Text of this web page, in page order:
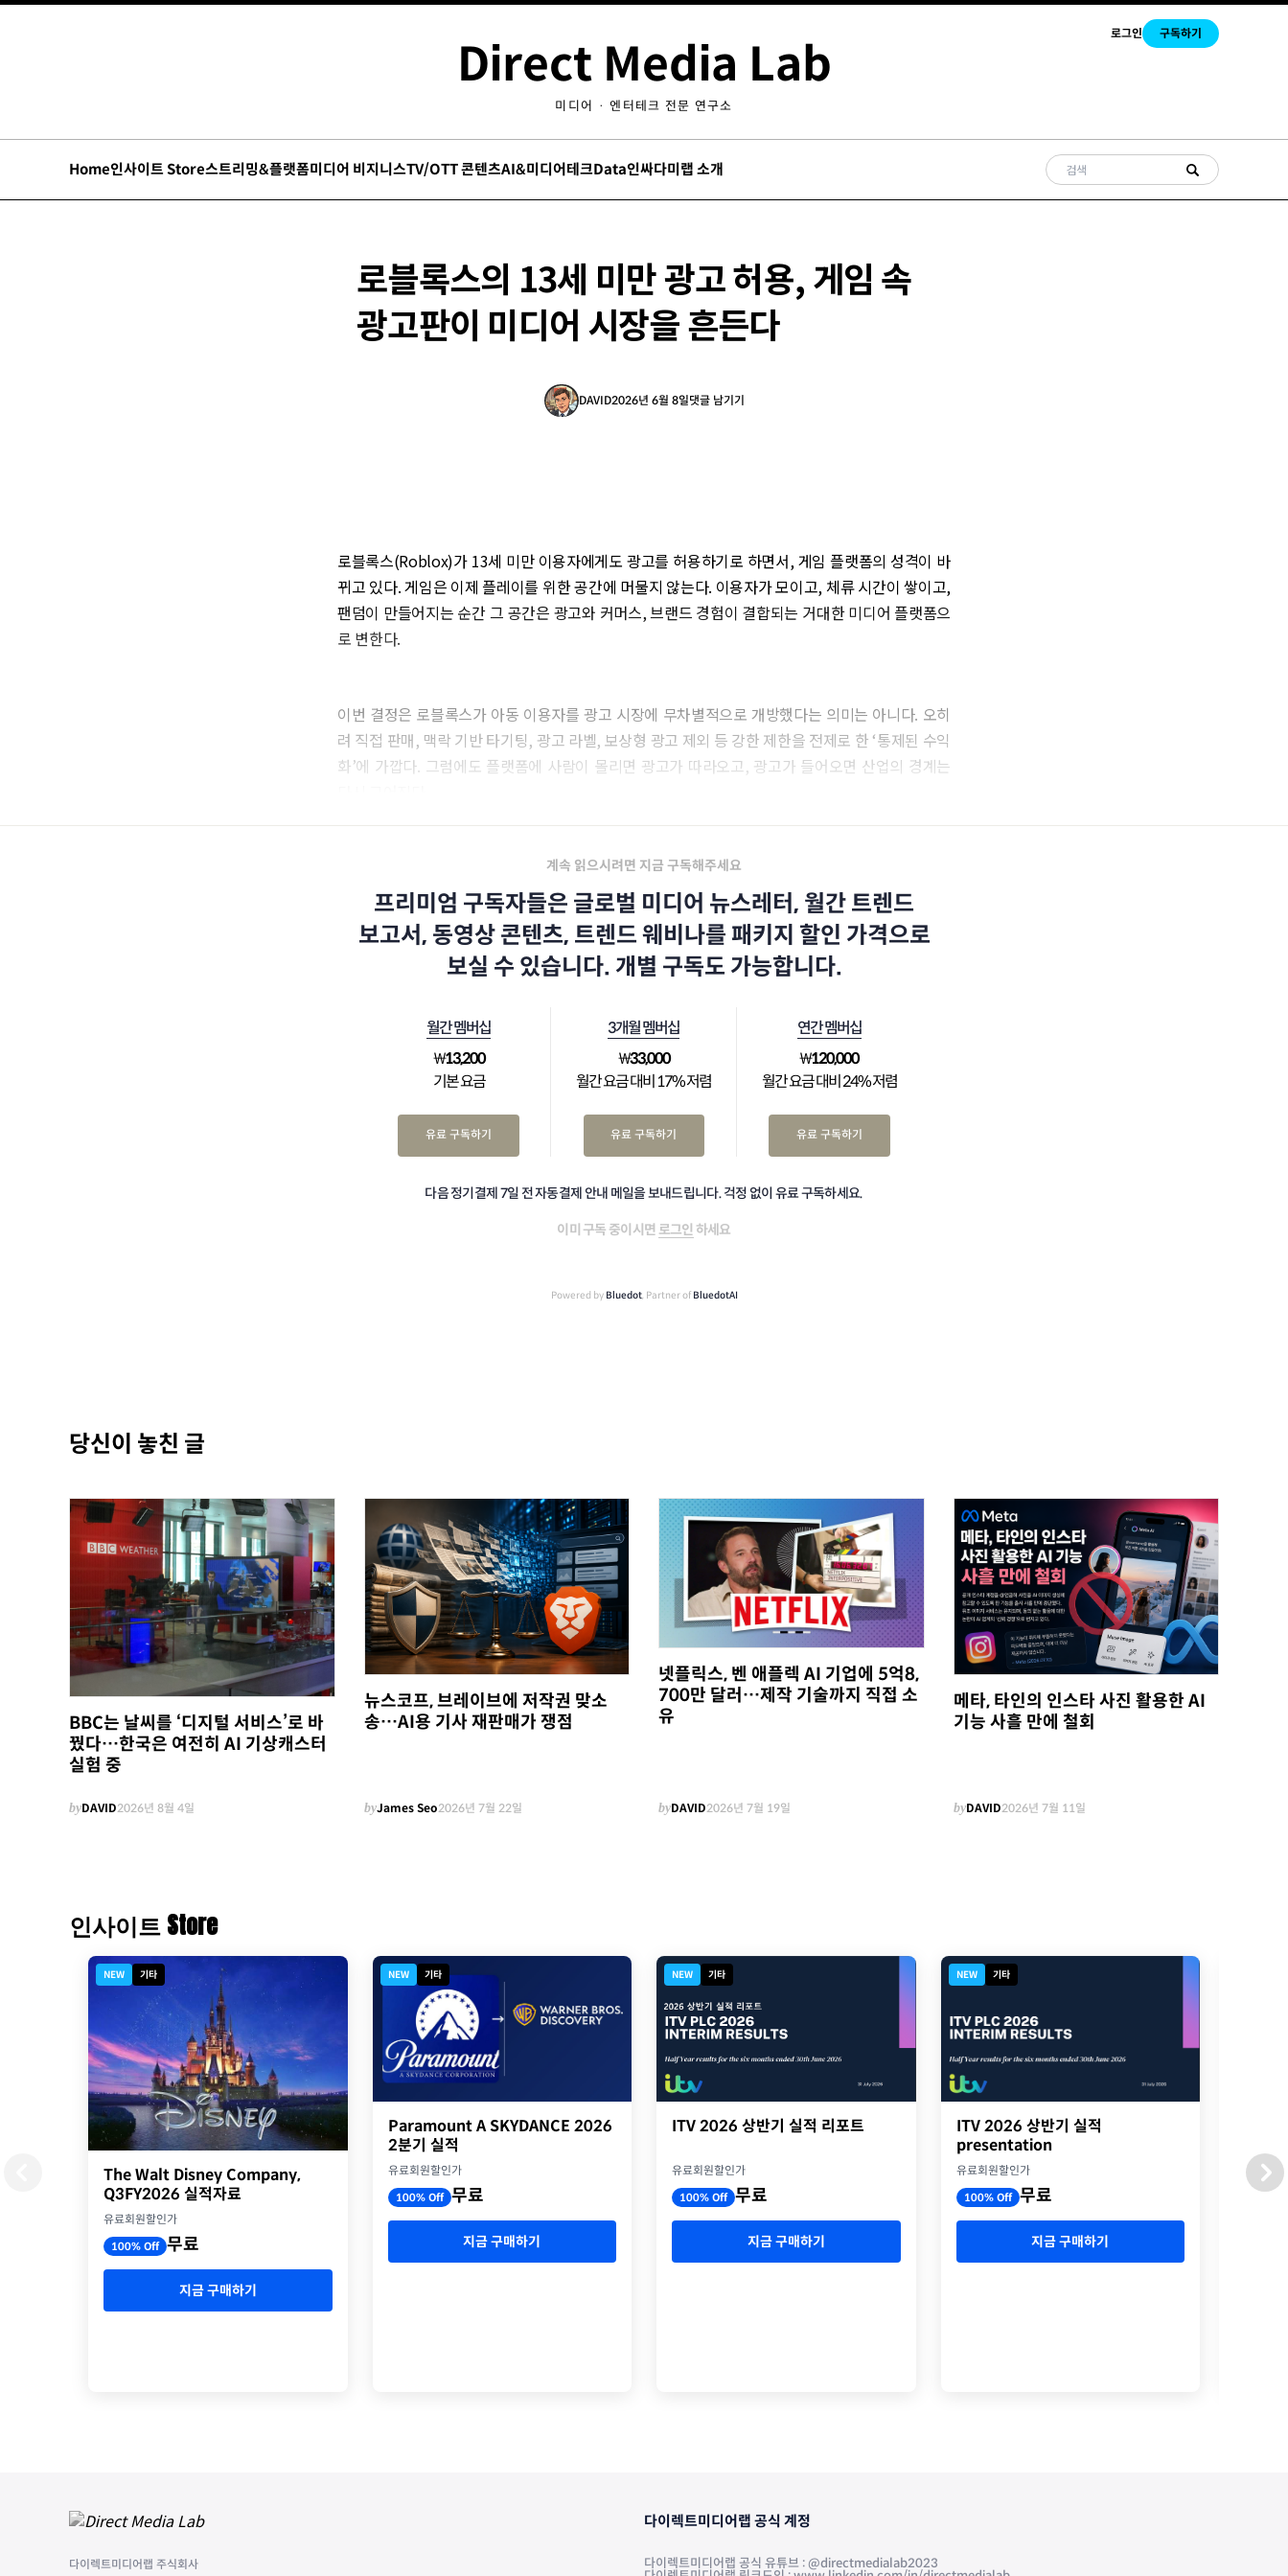
로그인 구독하기
Direct Media Lab
미디어 · 엔터테크 전문 연구소
Home인사이트 Store스트리밍&플랫폼미디어 비지니스TV/OTT 콘텐츠AI&미디어테크Data인싸다미랩 소개
로블록스의 13세 미만 광고 허용, 게임 속
광고판이 미디어 시장을 흔든다
DAVID2026년 6월 8일댓글 남기기
로블록스(Roblox)가 13세 미만 이용자에게도 광고를 허용하기로 하면서, 게임 플랫폼의 성격이 바
뀌고 있다. 게임은 이제 플레이를 위한 공간에 머물지 않는다. 이용자가 모이고, 체류 시간이 쌓이고,
팬덤이 만들어지는 순간 그 공간은 광고와 커머스, 브랜드 경험이 결합되는 거대한 미디어 플랫폼으
로 변한다.
이번 결정은 로블록스가 아동 이용자를 광고 시장에 무차별적으로 개방했다는 의미는 아니다. 오히
려 직접 판매, 맥락 기반 타기팅, 광고 라벨, 보상형 광고 제외 등 강한 제한을 전제로 한 ‘통제된 수익
화’에 가깝다. 그럼에도 플랫폼에 사람이 몰리면 광고가 따라오고, 광고가 들어오면 산업의 경계는
계속 읽으시려면 지금 구독해주세요
프리미엄 구독자들은 글로벌 미디어 뉴스레터, 월간 트렌드
보고서, 동영상 콘텐츠, 트렌드 웨비나를 패키지 할인 가격으로
보실 수 있습니다. 개별 구독도 가능합니다.
월간 멤버십
₩13,200
기본 요금
유료 구독하기
3개월 멤버십
₩33,000
월간 요금 대비 17% 저렴
유료 구독하기
연간 멤버십
₩120,000
월간 요금 대비 24% 저렴
유료 구독하기
다음 정기결제 7일 전 자동결제 안내 메일을 보내드립니다. 걱정 없이 유료 구독하세요.
이미 구독 중이시면 로그인 하세요
Powered by Bluedot, Partner of BluedotAI
당신이 놓친 글
BBC는 날씨를 ‘디지털 서비스’로 바
꿨다…한국은 여전히 AI 기상캐스터
실험 중
byDAVID2026년 8월 4일
뉴스코프, 브레이브에 저작권 맞소
송…AI용 기사 재판매가 쟁점
byJames Seo2026년 7월 22일
넷플릭스, 벤 애플렉 AI 기업에 5억8,
700만 달러…제작 기술까지 직접 소
유
byDAVID2026년 7월 19일
메타, 타인의 인스타 사진 활용한 AI
기능 사흘 만에 철회
byDAVID2026년 7월 11일
인사이트 Store
NEW 기타
The Walt Disney Company,
Q3FY2026 실적자료
유료회원할인가
100% Off 무료
지금 구매하기
NEW 기타
Paramount A SKYDANCE 2026
2분기 실적
유료회원할인가
100% Off 무료
지금 구매하기
NEW 기타
ITV 2026 상반기 실적 리포트
유료회원할인가
100% Off 무료
지금 구매하기
NEW 기타
ITV 2026 상반기 실적
presentation
유료회원할인가
100% Off 무료
지금 구매하기
유료회원
다이렉트미디어랩 주식회사
다이렉트미디어랩 공식 계정
다이렉트미디어랩 공식 유튜브 : @directmedialab2023